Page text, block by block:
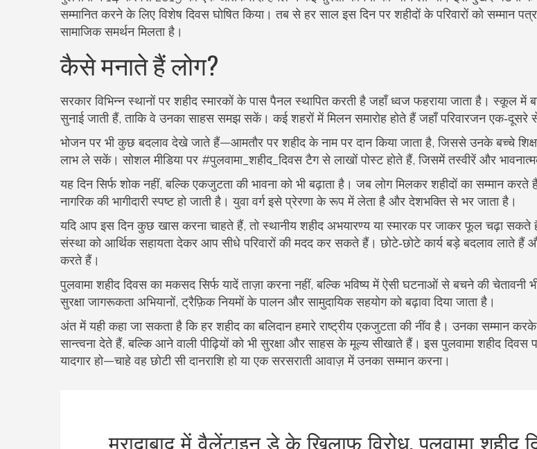
सम्मानित करने के लिए विशेष दिवस घोषित किया। तब से हर साल इस दिन पर शहीदों के परिवारों को सम्मान
सामाजिक समर्थन मिलता है।
कैसे मनाते हैं लोग?
सरकार विभिन्न स्थानों पर शहीद स्मारकों के पास पैनल स्थापित करती है जहाँ ध्वज फहराया जाता है। स्कूल में
सुनाई जाती हैं, ताकि वे उनका साहस समझ सकें। कई शहरों में मिलन समारोह होते हैं जहाँ परिवारजन एक‑दूसरे
भोजन पर भी कुछ बदलाव देखे जाते हैं—आमतौर पर शहीद के नाम पर दान किया जाता है, जिससे उनके बच्चे
लाभ ले सकें। सोशल मीडिया पर #पुलवामा_शहीद_दिवस टैग से लाखों पोस्ट होते हैं, जिसमें तस्वीरें और
यह दिन सिर्फ शोक नहीं, बल्कि एकजुटता की भावना को भी बढ़ाता है। जब लोग मिलकर शहीदों का सम्मान करते हैं
नागरिक की भागीदारी स्पष्ट हो जाती है। युवा वर्ग इसे प्रेरणा के रूप में लेता है और देशभक्ति से भर जाता है।
यदि आप इस दिन कुछ खास करना चाहते हैं, तो स्थानीय शहीद अभयारण्य या स्मारक पर जाकर फूल चढ़ा सकते
संस्था को आर्थिक सहायता देकर आप सीधे परिवारों की मदद कर सकते हैं। छोटे‑छोटे कार्य बड़े बदलाव लाते हैं
करते हैं।
पुलवामा शहीद दिवस का मकसद सिर्फ यादें ताज़ा करना नहीं, बल्कि भविष्य में ऐसी घटनाओं से बचने की चेतावनी
सुरक्षा जागरूकता अभियानों, ट्रैफ़िक नियमों के पालन और सामुदायिक सहयोग को बढ़ावा दिया जाता है।
अंत में यही कहा जा सकता है कि हर शहीद का बलिदान हमारे राष्ट्रीय एकजुटता की नींव है। उनका सम्मान करके
सान्त्वना देते हैं, बल्कि आने वाली पीढ़ियों को भी सुरक्षा और साहस के मूल्य सीखाते हैं। इस पुलवामा शहीद
यादगार हो—चाहे वह छोटी सी दानराशि हो या एक सरसराती आवाज़ में उनका सम्मान करना।
मुरादाबाद में वैलेंटाइन डे के खिलाफ विरोध, पुलवामा शहीद